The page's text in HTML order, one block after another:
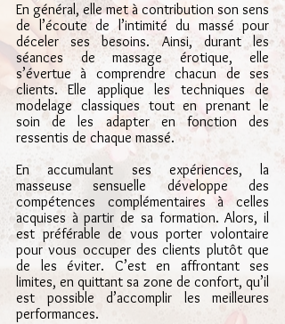
En général, elle met à contribution son sens
de l’écoute de l’intimité du massé pour
déceler ses besoins. Ainsi, durant les
séances de massage érotique, elle
s’évertue à comprendre chacun de ses
clients. Elle applique les techniques de
modelage classiques tout en prenant le
soin de les adapter en fonction des
ressentis de chaque massé.
En accumulant ses expériences, la
masseuse sensuelle développe des
compétences complémentaires à celles
acquises à partir de sa formation. Alors, il
est préférable de vous porter volontaire
pour vous occuper des clients plutôt que
de les éviter. C’est en affrontant ses
limites, en quittant sa zone de confort, qu’il
est possible d’accomplir les meilleures
performances.